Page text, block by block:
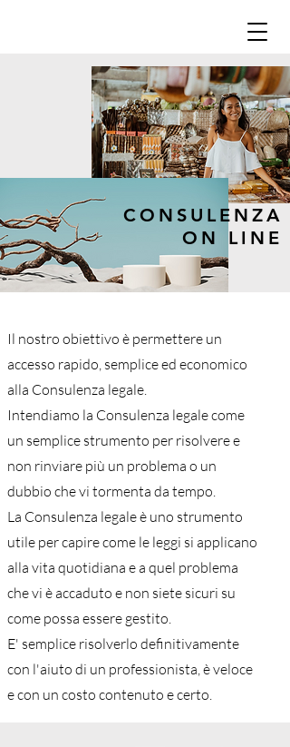
CONSULENZA
ON LINE
Il nostro obiettivo è permettere un
accesso rapido, semplice ed economico
alla Consulenza legale.
Intendiamo la Consulenza legale come
un semplice strumento per risolvere e
non rinviare più un problema o un
dubbio che vi tormenta da tempo.
La Consulenza legale è uno strumento
utile per capire come le leggi si applicano
alla vita quotidiana e a quel problema
che vi è accaduto e non siete sicuri su
come possa essere gestito.
E' semplice risolverlo definitivamente
con l'aiuto di un professionista, è veloce
e con un costo contenuto e certo.